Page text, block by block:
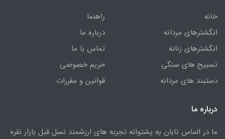
خانه
انگشترهای مردانه
انگشترهای زنانه
تسبیح های سنگی
دستبند های مردانه
راهنما
درباره ما
تماس با ما
حریم خصوصی
قوانین و مقررات
درباره ما
ما در الماس تابان به پشتوانه تجربه های ارزشمند نسل قبل بازار نقره